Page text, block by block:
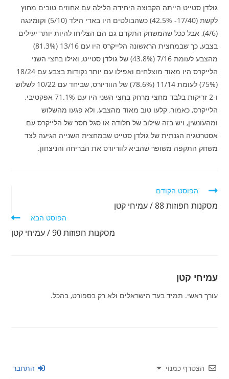
גולדן סטייט הייתה הקבוצה היחידה הלילה עם אחוזים טובים מחוץ
לקשת (17/40- 42.5%) כשהבולטים היו באדי הילד (5/10) וקומינגה
(4/6), אבל ככל שהמשחק התקדם גם הם הצליחו להיות יותר יעילים
בצבע, כך שבמחצית הראשונה הלייקרס היו עם 13/16 (81.3%)
מהצבע לעומת 7/16 (43.8%) של גולדן סטייט, ואילו בחצי השני
הלייקרס היו מאוד מוצלחים ואפילו עם יותר נקודות בצבע עם 18/24
(75%) לעומת 11/14 (78.6%) של הווריורס, שביחד עם 10/22 לשלוש
ו-2 זריקות בלבד מחצי מרחק בחצי השני היו עם 71.1% אפקטיבי.
הלייקרס, כאמור, קלעו טוב מאוד מהצבע, ולא פגעו מהשלוש
ומהעונשין, ויש בזה שילוב של חלודה או סגל חסר של הלייקרס עם
אסטרטגיה הגנתית של גולדן סטייט שבמחצית השנייה הגיעה לצד
משחק התקפה משופר שהביא לווריורס את הבריחה והניצחון.
לקרוא
נוספים
הפוסט הקודם
מסקנות חפוזות 88 / עמיחי קטן
הפוסט הבא
מסקנות חפוזות 90 / עמיחי קטן
עמיחי קטן
עורך ראשי. תמיד בעד הישראלים ולא רק בספורט, בהכל.
הצטרף כמנוי התחבר